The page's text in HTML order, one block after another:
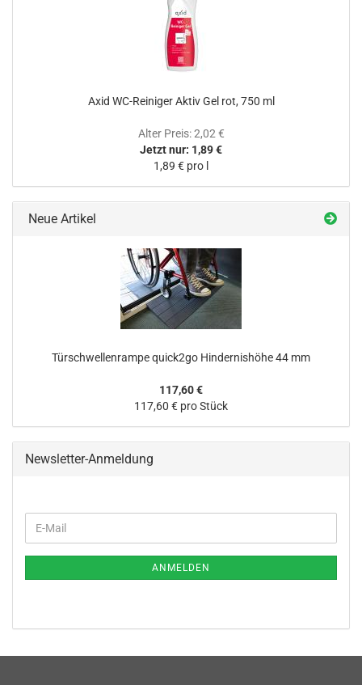
Axid WC-Reiniger Aktiv Gel rot, 750 ml
Alter Preis: 2,02 €
Jetzt nur: 1,89 €
1,89 € pro l
Neue Artikel
Türschwellenrampe quick2go Hindernishöhe 44 mm
117,60 €
117,60 € pro Stück
Newsletter-Anmeldung
ZUR
E-
Mail
ANMELDEN